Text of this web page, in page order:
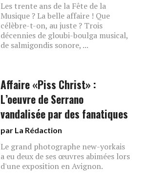
Les trente ans de la Fête de la
Musique ? La belle affaire ! Que
célèbre-t-on, au juste ? Trois
décennies de gloubi-boulga musical,
de salmigondis sonore, ...
Affaire «Piss Christ» :
L’oeuvre de Serrano
vandalisée par des fanatiques
par La Rédaction
Le grand photographe new-yorkais
a eu deux de ses œuvres abimées lors
d'une exposition en Avignon.